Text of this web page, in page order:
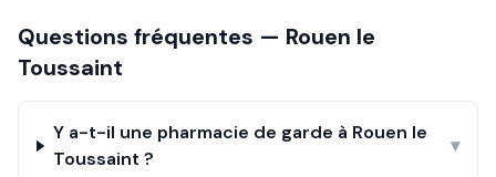
Questions fréquentes — Rouen le
Toussaint
Y a-t-il une pharmacie de garde à Rouen le
Toussaint ?
▾